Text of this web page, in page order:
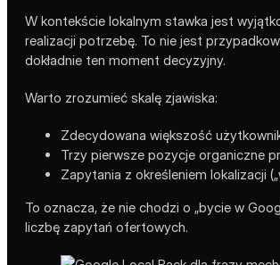
W kontekście lokalnym stawka jest
realizacji potrzebę. To nie jest
dokładnie ten moment decyzyjny.
Warto zrozumieć skalę zjawiska:
Zdecydowana większość
Trzy pierwsze pozycje organiczne
Zapytania z określeniem lokalizacji
To oznacza, że nie chodzi o „bycie w
liczbę zapytań ofertowych.